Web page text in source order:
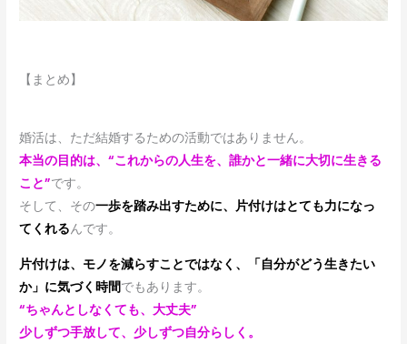
【まとめ】
婚活は、ただ結婚するための活動ではありません。
本当の目的は、“これからの人生を、誰かと一緒に大切に生きる
こと”です。
そして、その一歩を踏み出すために、片付けはとても力になっ
てくれるんです。
片付けは、モノを減らすことではなく、「自分がどう生きたい
か」に気づく時間でもあります。
“ちゃんとしなくても、大丈夫”
少しずつ手放して、少しずつ自分らしく。